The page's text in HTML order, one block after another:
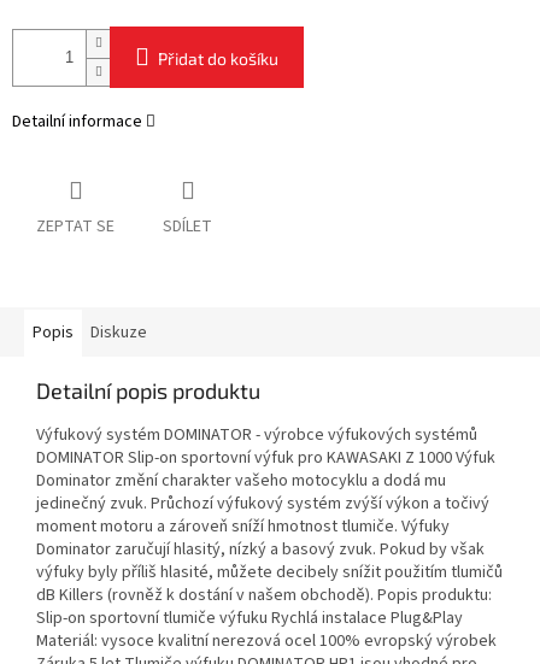
Přidat do košíku
Detailní informace
ZEPTAT SE SDÍLET
Popis Diskuze
Detailní popis produktu
Výfukový systém DOMINATOR - výrobce výfukových systémů
DOMINATOR Slip-on sportovní výfuk pro KAWASAKI Z 1000 Výfuk
Dominator změní charakter vašeho motocyklu a dodá mu
jedinečný zvuk. Průchozí výfukový systém zvýší výkon a točivý
moment motoru a zároveň sníží hmotnost tlumiče. Výfuky
Dominator zaručují hlasitý, nízký a basový zvuk. Pokud by však
výfuky byly příliš hlasité, můžete decibely snížit použitím tlumičů
dB Killers (rovněž k dostání v našem obchodě). Popis produktu:
Slip-on sportovní tlumiče výfuku Rychlá instalace Plug&Play
Materiál: vysoce kvalitní nerezová ocel 100% evropský výrobek